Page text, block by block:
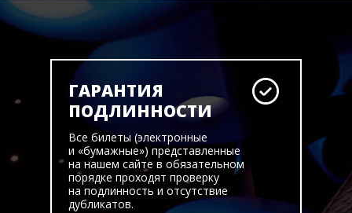
ГАРАНТИЯ
ПОДЛИННОСТИ
Все билеты (электронные
и «бумажные») представленные
на нашем сайте в обязательном
порядке проходят проверку
на подлинность и отсутствие
дубликатов.